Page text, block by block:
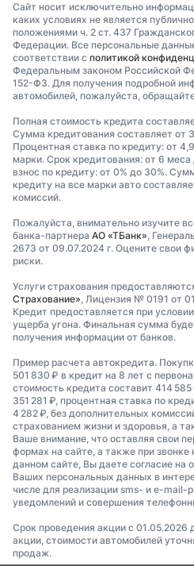
Сайт носит исключительно
каких условиях не является
положениями ч. 2 ст. 437
Федерации. Все персональные
соответствии с политикой
Федеральным законом Российской
152-ФЗ. Для получения подробной
автомобилей, пожалуйста,
Полная стоимость кредита
Сумма кредитования составляет от
Процентная ставка по кредиту: от
марки. Срок кредитования: от 6
взнос по кредиту: от 0% до 30%.
кредиту на все марки авто
комиссий.
Пожалуйста, внимательно изучите
банка-партнера АО «ТБанк»,
2673 от 09.07.2024 г. Оцените свои
риски.
Услуги страхования
Страхование», Лицензия № 0191 от
Кредит предоставляется при
ущерба угона. Финальная сумма
получения информации от банков.
Пример расчета автокредита.
501 830 ₽ в кредит на 8 лет с
стоимость кредита составит 414
351 281 ₽, процентная ставка по
4 282 ₽, без дополнительных
страхованием жизни и здоровья, а
Ваше внимание, что оставляя свои
формах на сайте, а также при звонке
данном сайте, Вы даете согласие на
Ваших персональных данных в
числе для реализации sms- и e-mail-
уведомлений и совершения
Срок проведения акции с 01.05.2026
акции, стоимости автомобилей
продаж.